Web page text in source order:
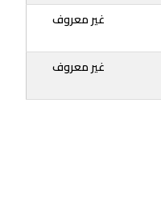
غير معروف
غير معروف